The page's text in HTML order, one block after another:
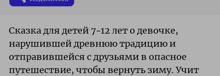
Сказка для детей 7–12 лет о девочке,
нарушившей древнюю традицию и
отправившейся с друзьями в опасное
путешествие, чтобы вернуть зиму. Учит